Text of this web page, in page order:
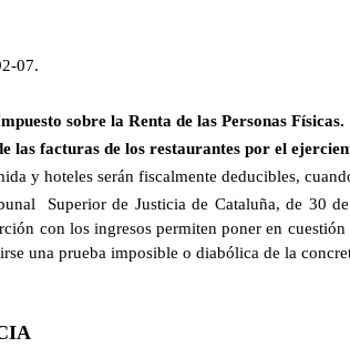
07.
sobre la Renta de las Personas Físicas.
las facturas de los restaurantes por el
y hoteles serán fiscalmente deducibles,
Superior de Justicia de Cataluña, de 30
con los ingresos permiten poner en
una prueba imposible o diabólica de la